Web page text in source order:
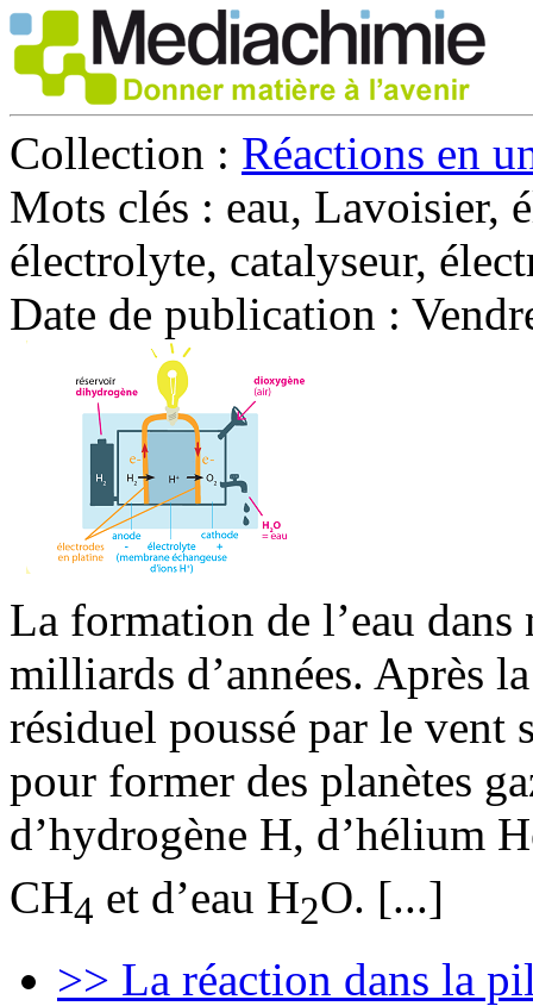
Collection : Réactions en
Mots clés : eau, Lavoisier,
électrolyte, catalyseur,
Date de publication :
La formation de l’eau
milliards d’années. Après
résiduel poussé par le vent
pour former des planètes
d’hydrogène H, d’hélium
CH4 et d’eau H2O. [...]
>> La réaction dans la